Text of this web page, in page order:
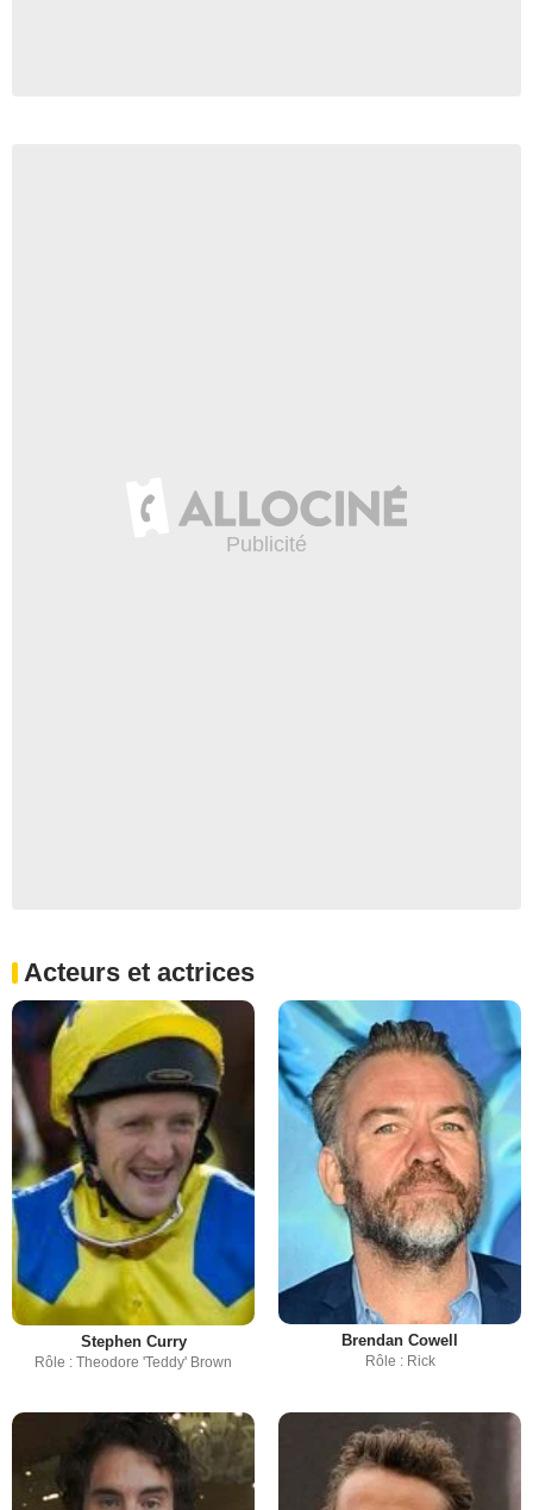
Acteurs et actrices
Stephen Curry
Rôle : Theodore 'Teddy' Brown
Brendan Cowell
Rôle : Rick